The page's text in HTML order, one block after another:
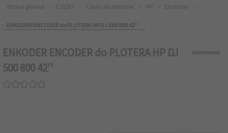
Strona główna CZĘŚCI Części do ploterów HP Encodery
ENKODER ENCODER do PLOTERA HP DJ 500 800 42''
ENKODER ENCODER do PLOTERA HP DJ
500 800 42''